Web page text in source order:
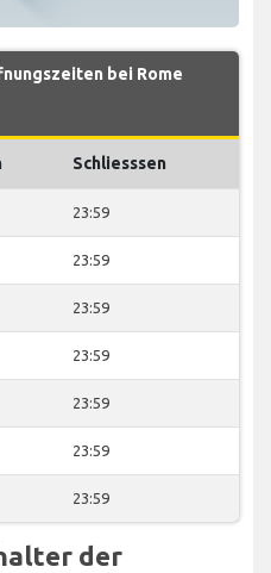
bei Rome
Schliesssen
23:59
23:59
23:59
23:59
23:59
23:59
23:59
der